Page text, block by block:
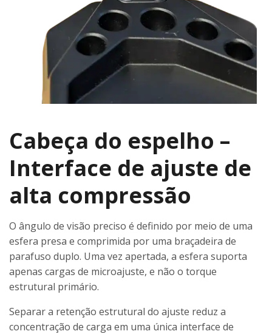
Cabeça do espelho –
Interface de ajuste de
alta compressão
O ângulo de visão preciso é definido por meio de uma
esfera presa e comprimida por uma braçadeira de
parafuso duplo. Uma vez apertada, a esfera suporta
apenas cargas de microajuste, e não o torque
estrutural primário.
Separar a retenção estrutural do ajuste reduz a
concentração de carga em uma única interface de